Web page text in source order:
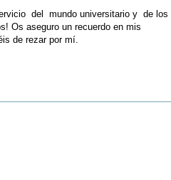
del mundo universitario y de los
Os aseguro un recuerdo en mis
de rezar por mí.